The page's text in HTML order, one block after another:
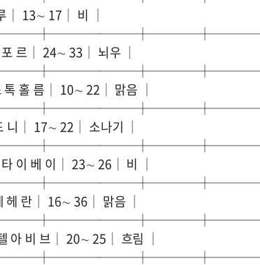
│ 13∼ 17│ 비 │
르│ 24∼ 33│ 뇌우 │
홀 름│ 10∼ 22│ 맑음 │
니│ 17∼ 22│ 소나기 │
이 베 이│ 23∼ 26│ 비 │
헤 란│ 16∼ 36│ 맑음 │
아 비 브│ 20∼ 25│ 흐림 │